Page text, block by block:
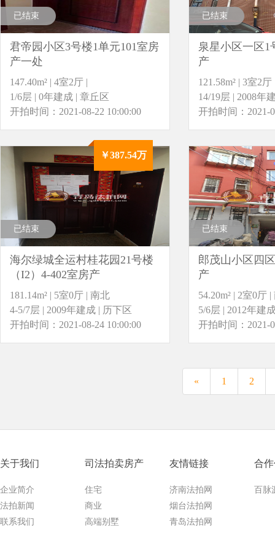
已结束
君帝园小区3号楼1单元101室房
产一处
147.40m² | 4室2厅 |
1/6层 | 0年建成 | 章丘区
开拍时间：2021-08-22 10:00:00
已结束
泉星小区一区1
产
121.58m² | 3室2厅
14/19层 | 2008年
开拍时间：2021-
￥387.54万
已结束
海尔绿城全运村桂花园21号楼
（I2）4-402室房产
181.14m² | 5室0厅 | 南北
4-5/7层 | 2009年建成 | 历下区
开拍时间：2021-08-24 10:00:00
已结束
郎茂山小区四
产
54.20m² | 2室0厅
5/6层 | 2012年建
开拍时间：2021-
« 1 2
关于我们
企业简介
法拍新闻
联系我们
司法拍卖房产
住宅
商业
高端别墅
友情链接
济南法拍网
烟台法拍网
青岛法拍网
合
百脉